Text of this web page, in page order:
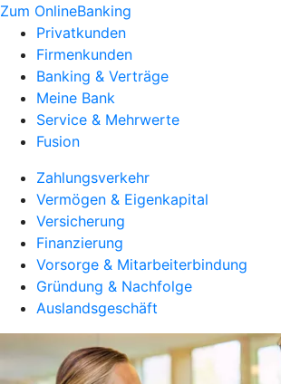
Zum OnlineBanking
Privatkunden
Firmenkunden
Banking & Verträge
Meine Bank
Service & Mehrwerte
Fusion
Zahlungsverkehr
Vermögen & Eigenkapital
Versicherung
Finanzierung
Vorsorge & Mitarbeiterbindung
Gründung & Nachfolge
Auslandsgeschäft